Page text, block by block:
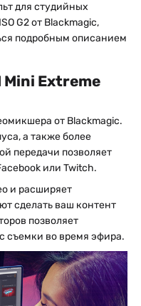
для студийных
G2 от Blackmagic,
подробным описанием
Mini Extreme
от Blackmagic.
а также более
передачи позволяет
или Twitch.
и расширяет
сделать ваш контент
позволяет
съемки во время эфира.